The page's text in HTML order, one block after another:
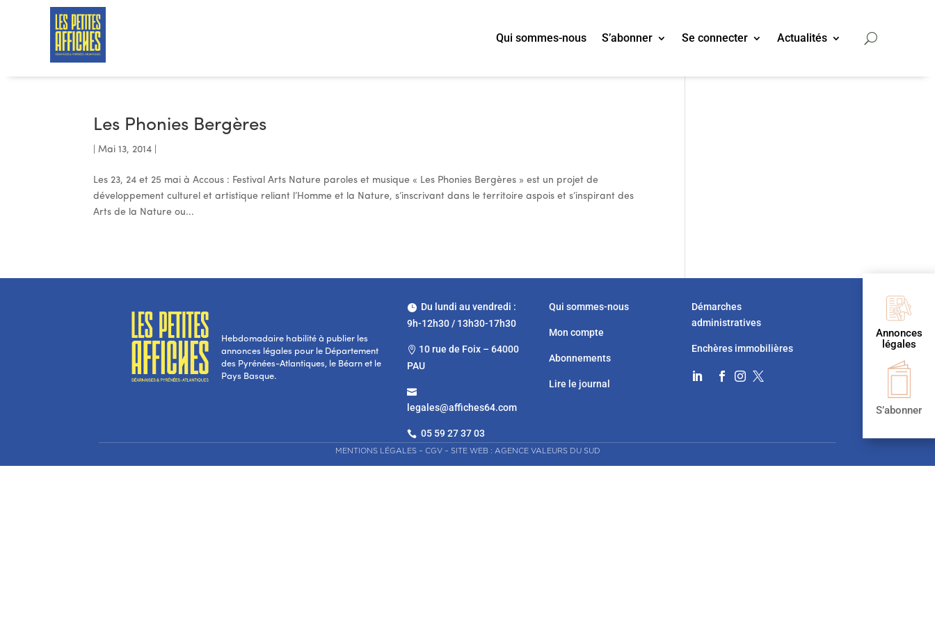
Qui sommes-nous S’abonner Se connecter Actualités
Annonces
légales
S’abonner
Les Phonies Bergères
|Mai 13, 2014
Les 23, 24 et 25 mai à Accous : Festival Arts Nature paroles et musique « Les Phonies Bergères » est un projet de
développement culturel et artistique reliant l’Homme et la Nature, s’inscrivant dans le territoire aspois et s’inspirant des
Arts de la Nature ou...
Hebdomadaire habilité à publier les
annonces légales pour le Département
des Pyrénées-Atlantiques, le Béarn et le
Pays Basque.
Du lundi au vendredi :
9h-12h30 / 13h30-17h30
 10 rue de Foix – 64000
PAU

legales@affiches64.com
 05 59 27 37 03
Qui sommes-nous
Mon compte
Abonnements
Lire le journal
Démarches
administratives
Enchères immobilières
   
MENTIONS LÉGALES– CGV– SITE WEB : AGENCE VALEURS DU SUD